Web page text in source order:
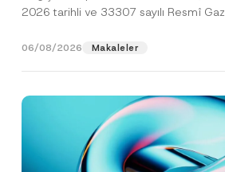
2026 tarihli ve 33307 sayılı Resmî
06/08/2026 Makaleler